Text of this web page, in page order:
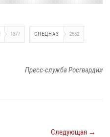
1377 СПЕЦНАЗ 2532
Пресс-служба Росгвардии
Следующая →